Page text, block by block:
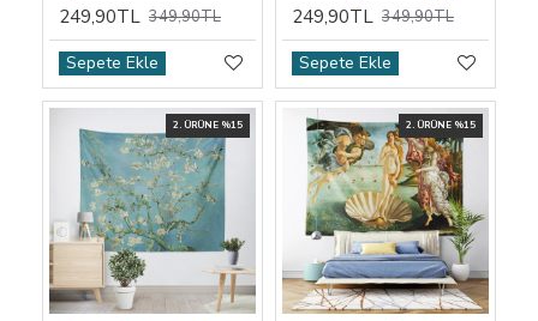
249,90TL 349,90TL
Sepete Ekle
249,90TL 349,90TL
Sepete Ekle
2. ÜRÜNE %15 2. ÜRÜNE %15